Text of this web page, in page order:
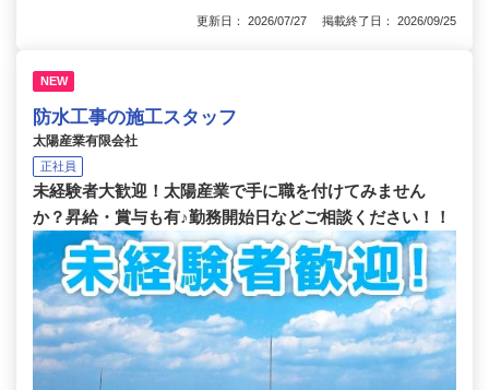
更新日： 2026/07/27 掲載終了日： 2026/09/25
NEW
防水工事の施工スタッフ
太陽産業有限会社
正社員
未経験者大歓迎！太陽産業で手に職を付けてみません
か？昇給・賞与も有♪勤務開始日などご相談ください！！